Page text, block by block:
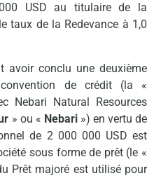
USD au titulaire de la
taux de la Redevance à 1,0
avoir conclu une deuxième
de crédit (la «
Nebari Natural Resources
» ou « Nebari») en vertu de
de 2 000 000 USD est
sous forme de prêt (le «
Prêt majoré est utilisé pour